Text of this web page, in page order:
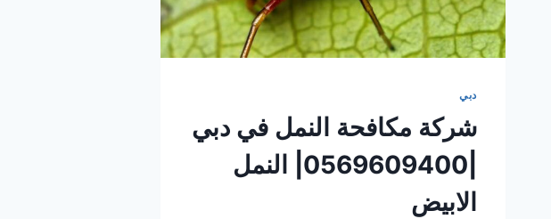
دبي
شركة مكافحة النمل في دبي
|0569609400| النمل
الابيض